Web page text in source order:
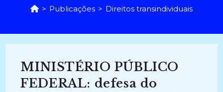
> Publicações > Direitos transindividuais
MINISTÉRIO PÚBLICO
FEDERAL: defesa do